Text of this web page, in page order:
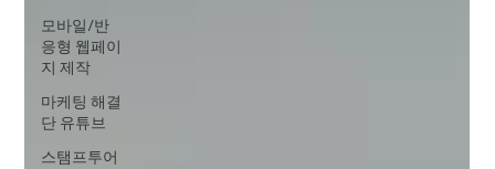
모바일/반
응형 웹페이
지 제작
마케팅 해결
단 유튜브
스탬프투어